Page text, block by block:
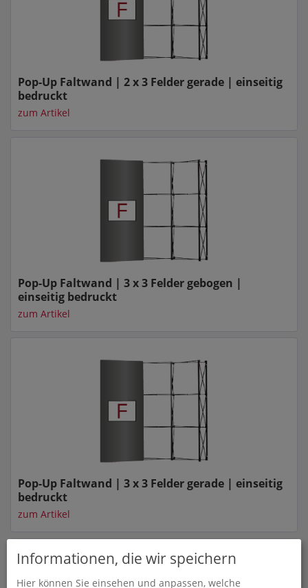
Pop-Up Faltwand | 2 x 3 Felder gerade | einseitig
bedruckt
zum Artikel
Pop-Up Faltwand | 3 x 3 Felder gebogen |
einseitig bedruckt
zum Artikel
Pop-Up Faltwand | 3 x 3 Felder gerade | einseitig
bedruckt
zum Artikel
Informationen, die wir speichern
Hier können Sie einsehen und anpassen, welche